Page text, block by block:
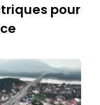
pour